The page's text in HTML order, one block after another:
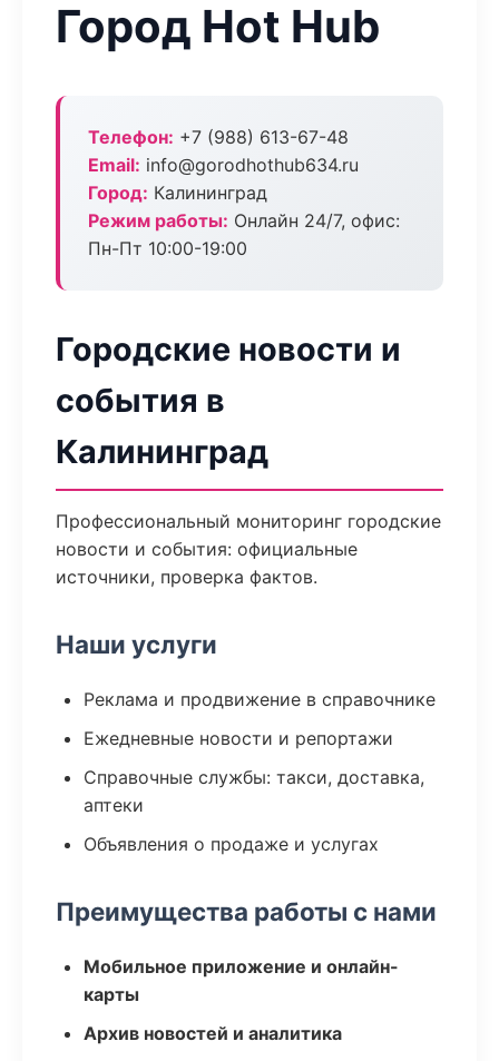
Город Hot Hub
Телефон: +7 (988) 613-67-48
Email: info@gorodhothub634.ru
Город: Калининград
Режим работы: Онлайн 24/7, офис:
Пн-Пт 10:00-19:00
Городские новости и
события в
Калининград
Профессиональный мониторинг городские
новости и события: официальные
источники, проверка фактов.
Наши услуги
Реклама и продвижение в справочнике
Ежедневные новости и репортажи
Справочные службы: такси, доставка,
аптеки
Объявления о продаже и услугах
Преимущества работы с нами
Мобильное приложение и онлайн-
карты
Архив новостей и аналитика